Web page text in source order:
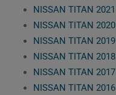
NISSAN TITAN 2021
NISSAN TITAN 2020
NISSAN TITAN 2019
NISSAN TITAN 2018
NISSAN TITAN 2017
NISSAN TITAN 2016